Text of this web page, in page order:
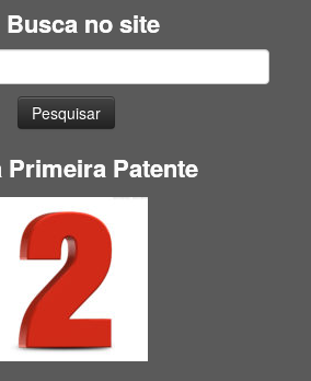
Busca no site
Primeira Patente